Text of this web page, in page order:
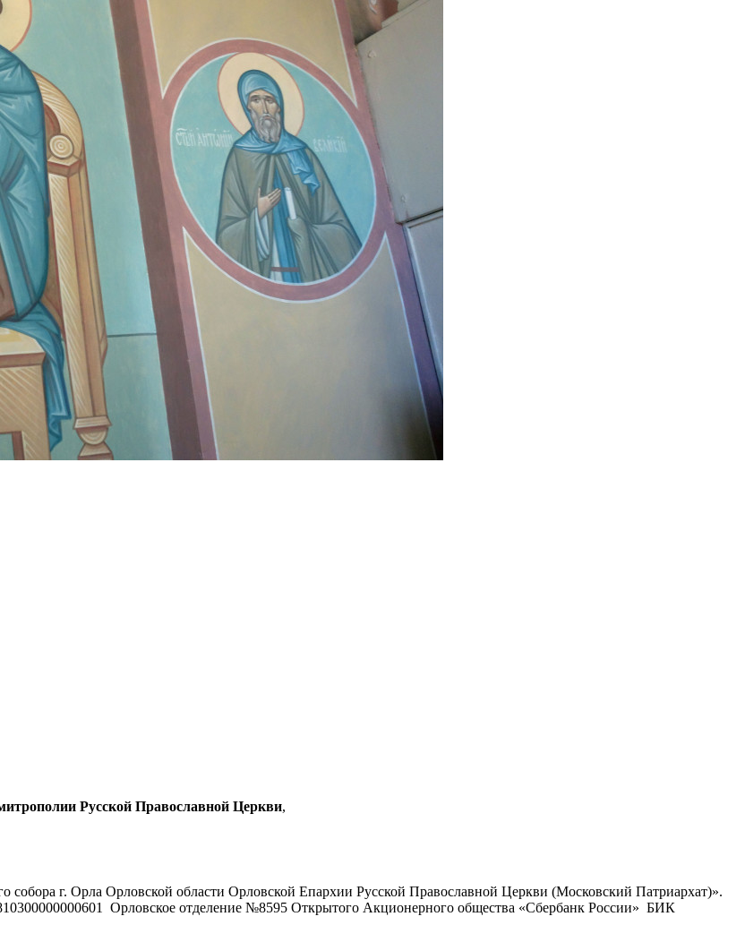
Русской Православной Церкви,
собора г. Орла Орловской области Орловской Епархии Русской Православной Церкви (Московский Патриархат)».
Орловское отделение №8595 Открытого Акционерного общества «Сбербанк России» БИК